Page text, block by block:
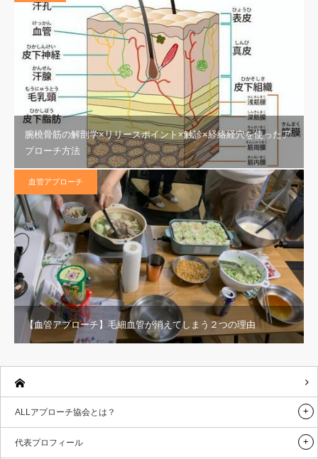
腕橈骨筋の解剖学×リリースポイント×触診×経絡経穴を使ったア
プローチ方法
血管アプローチ
【血管アプローチ】毛細血管が消えてしまう２つの理由
ALLアプローチ協会とは？
代表プロフィール